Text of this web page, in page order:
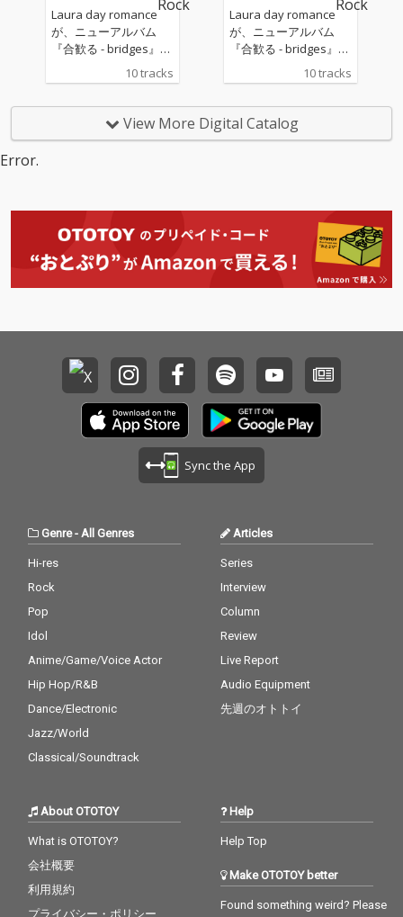
Laura day romance
が、ニューアルバム
『合歓る - bridges』を
リリース!本作は、2025
年2月に配信リリース
る - walls』と対をなす
二部作の後編にあた
10 tracks
Laura day romance
が、ニューアルバム
『合歓る - bridges』を
リリース!本作は、2025
年2月に配信リリース
る - walls』と対をなす
二部作の後編にあた
10 tracks
View More Digital Catalog
Error.
Sync the App
Genre-All Genres
Hi-res
Rock
Pop
Idol
Anime/Game/Voice Actor
Hip Hop/R&B
Dance/Electronic
Jazz/World
Classical/Soundtrack
Articles
Series
Interview
Column
Review
Live Report
Audio Equipment
先週のオトトイ
About OTOTOY
What is OTOTOY?
会社概要
利用規約
プライバシー・ポリシー
Help
Help Top
Make OTOTOY better
Found something weird? Please